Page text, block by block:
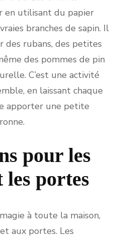
en utilisant du papier
branches de sapin. Il
des rubans, des petites
des pommes de pin
C’est une activité
en laissant chaque
apporter une petite
pour les
les portes
à toute la maison,
aux portes. Les